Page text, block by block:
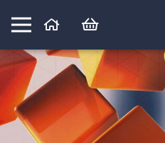
Математика
идеи и игры для детей